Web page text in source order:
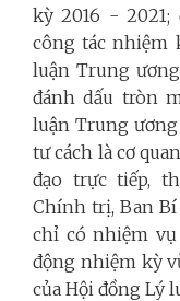
kỳ 2016 - 2021;
công tác nhiệm
luận Trung
đánh dấu tròn
luận Trung
tư cách là cơ
đạo trực tiếp,
Chính trị, Ban
chỉ có nhiệm vụ
động nhiệm kỳ
của Hội đồng Lý